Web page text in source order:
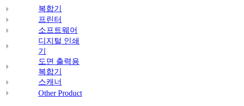
복합기
프린터
소프트웨어
디지털 인쇄
기
도면 출력용
복합기
스캐너
Other Product